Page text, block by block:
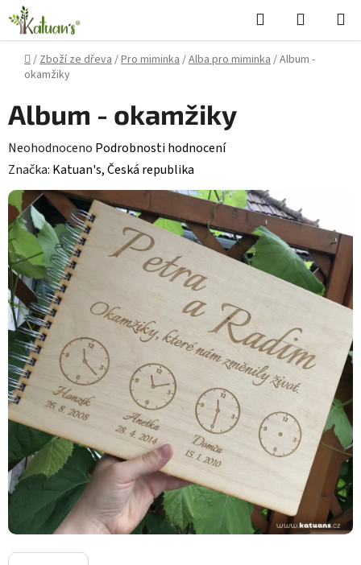
Přejít
na
obsah
Hledat
KOŠÍK
Domů
/Zboží ze dřeva/Pro miminka/Alba pro miminka/Album -
okamžiky
Album - okamžiky
Průměrné
hodnocení
produktu
je
0,0
z
5
hvězdiček.
Neohodnoceno Podrobnosti hodnocení
Značka: Katuan's, Česká republika